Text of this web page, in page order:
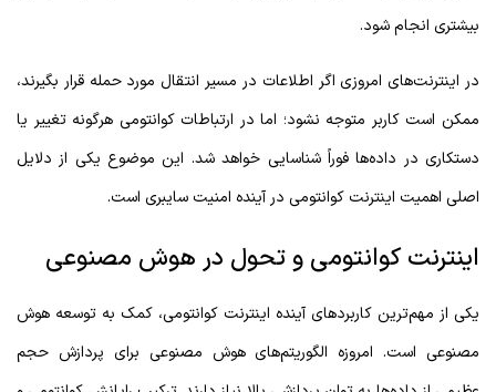
بیشتری انجام شود.
در اینترنت‌های امروزی اگر اطلاعات در مسیر انتقال مورد حمله قرار بگیرند،
ممکن است کاربر متوجه نشود؛ اما در ارتباطات کوانتومی هرگونه تغییر یا
دستکاری در داده‌ها فوراً شناسایی خواهد شد. این موضوع یکی از دلایل
اصلی اهمیت اینترنت کوانتومی در آینده امنیت سایبری است.
اینترنت کوانتومی و تحول در هوش مصنوعی
یکی از مهم‌ترین کاربردهای آینده اینترنت کوانتومی، کمک به توسعه هوش
مصنوعی است. امروزه الگوریتم‌های هوش مصنوعی برای پردازش حجم